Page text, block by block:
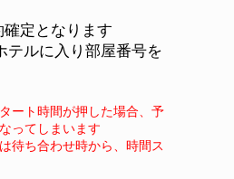
定となります
テルに入り部屋番号を
ート時間が押した場合、予
ってしまいます
待ち合わせ時から、時間ス